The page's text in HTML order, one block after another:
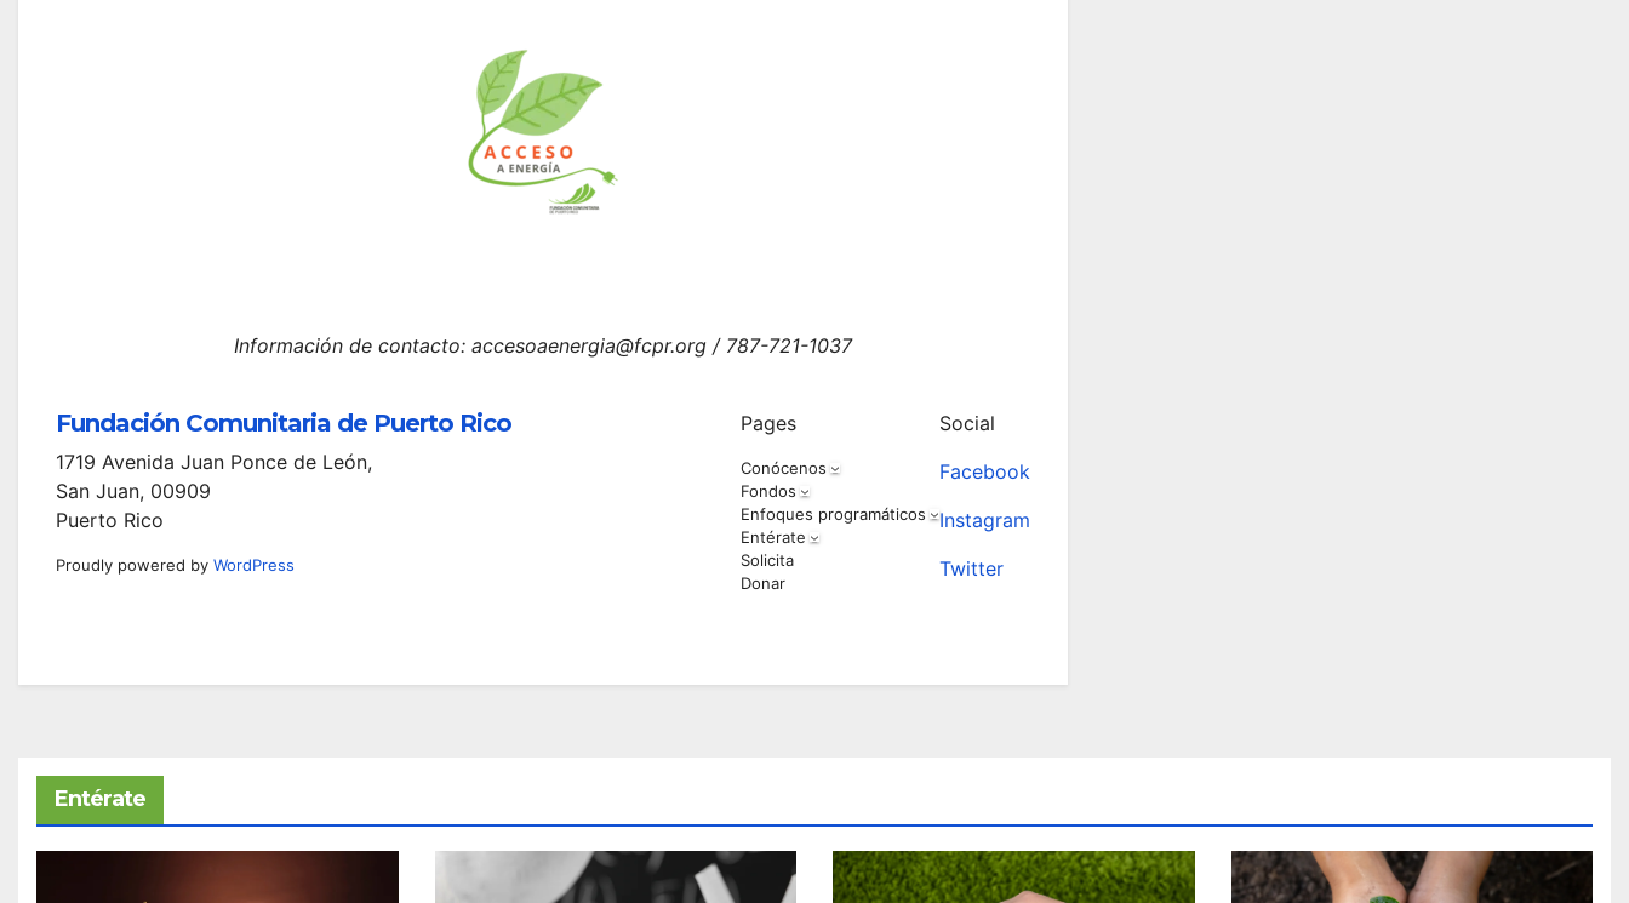
Información de contacto: accesoaenergia@fcpr.org / 787-721-1037
Fundación Comunitaria de Puerto Rico
1719 Avenida Juan Ponce de León,
San Juan, 00909
Puerto Rico
Proudly powered by WordPress
Pages
Conócenos
Fondos
Enfoques programáticos
Entérate
Solicita
Donar
Social
Facebook
Instagram
Twitter
Entérate